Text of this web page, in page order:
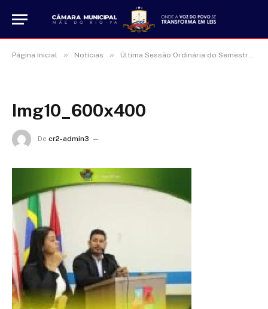
Página Inicial » Notícias » Última Sessão Ordinária do Semestre Aprova Todos os Documentos do Dia
Img10_600x400
De cr2-admin3